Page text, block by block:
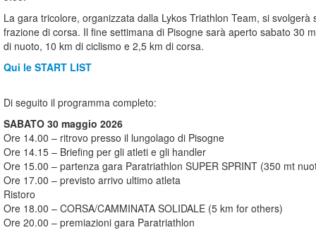
La gara tricolore, organizzata dalla Lykos Triathlon Team, si
frazione di corsa. Il fine settimana di Pisogne sarà aperto sabato 30
di nuoto, 10 km di ciclismo e 2,5 km di corsa.
Qui le START LIST
Di seguito il programma completo:
SABATO 30 maggio 2026
Ore 14.00 – ritrovo presso il lungolago di Pisogne
Ore 14.15 – Briefing per gli atleti e gli handler
Ore 15.00 – partenza gara Paratriathlon SUPER SPRINT (350 mt
Ore 17.00 – previsto arrivo ultimo atleta
Ristoro
Ore 18.00 – CORSA/CAMMINATA SOLIDALE (5 km for others)
Ore 20.00 – premiazioni gara Paratriathlon